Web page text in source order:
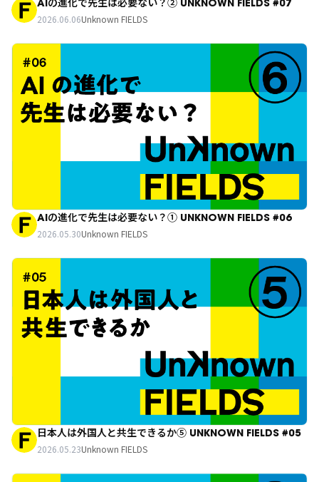
AIの進化で先生は必要ない？② UNKNOWN FIELDS #07
2026.06.06Unknown FIELDS
AIの進化で先生は必要ない？① UNKNOWN FIELDS #06
2026.05.30Unknown FIELDS
日本人は外国人と共生できるか⑤ UNKNOWN FIELDS #05
2026.05.23Unknown FIELDS